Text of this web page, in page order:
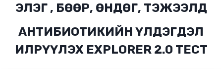
ЭЛЭГ , БӨӨР, ӨНДӨГ, ТЭЖЭЭЛД
АНТИБИОТИКИЙН ҮЛДЭГДЭЛ
ИЛРҮҮЛЭХ EXPLORER 2.0 ТЕСТ